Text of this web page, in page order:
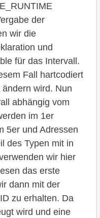
der
wir die
und
für das Intervall.
Fall hartcodiert
wird. Nun
abhängig vom
im 1er
5er und Adressen
des Typen mit in
wir hier
das erste
dann mit der
zu erhalten. Da
wird und eine